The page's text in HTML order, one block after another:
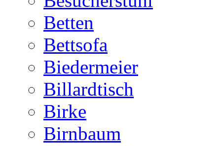
Betten
Bettsofa
Biedermeier
Billardtisch
Birke
Birnbaum